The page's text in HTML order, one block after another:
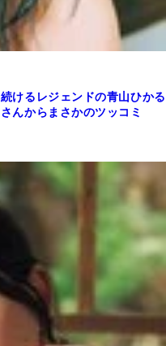
けるレジェンドの青山ひかる
んからまさかのツッコミ